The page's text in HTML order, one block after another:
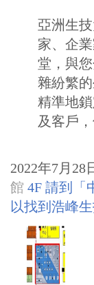
亞洲生
家、企
堂，與
雜紛繁
精準地
及客戶
2022年7月28
館 4F 請到「
以找到浩峰